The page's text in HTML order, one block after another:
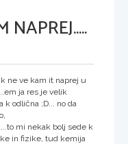
k ne ve kam it naprej u
ja res je velik
k odlična ;D... no da
mi nekak bolj sede k
in fizike, tud kemija